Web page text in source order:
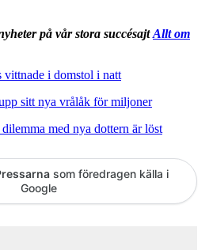
på vår stora succésajtAllt om
vittnade i domstol i natt
sitt nya vrålåk för miljoner
med nya dottern är löst
som föredragen källa i
Google